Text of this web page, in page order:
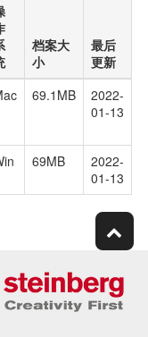
档案大
小
最后
更新
69.1MB
2022-
01-13
69MB
2022-
01-13